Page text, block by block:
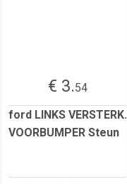
€ 3.54
ford LINKS VERSTERK.
VOORBUMPER Steun